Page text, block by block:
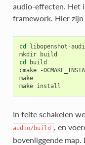
audio-effecten. Het
framework. Hier zijn
cd
libopenshot-
mkdir
cd
build
cmake
-
make
make
In feite schakelen
audio/build
, en
bovenliggende